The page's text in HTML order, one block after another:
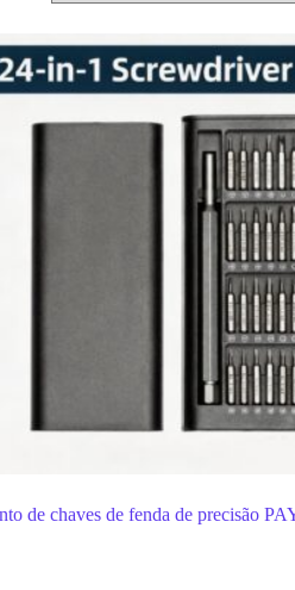
de chaves de fenda de precisão